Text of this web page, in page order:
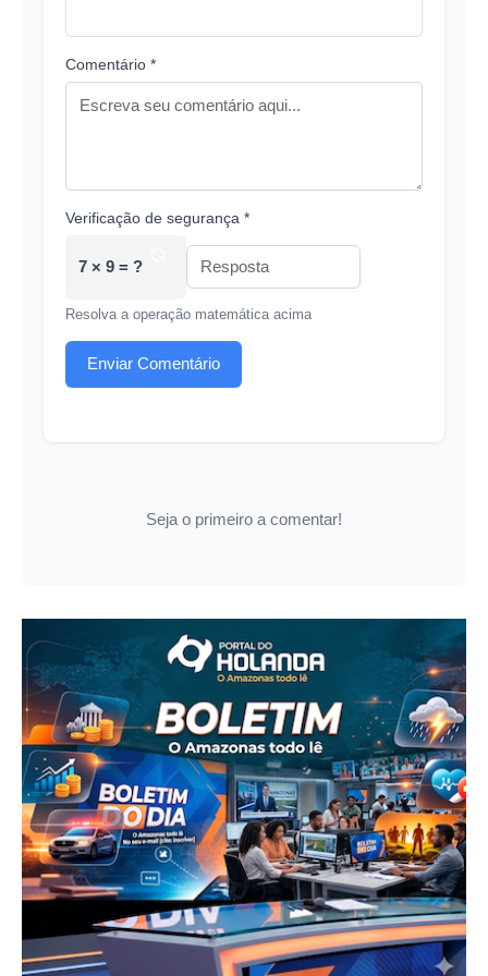
Comentário *
Verificação de segurança *
7 × 9 = ?
Resolva a operação matemática acima
Enviar Comentário
Seja o primeiro a comentar!